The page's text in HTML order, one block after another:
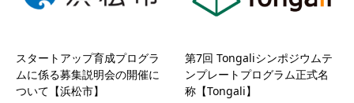
スタートアップ育成プログラ
ムに係る募集説明会の開催に
ついて【浜松市】
第7回 Tongaliシンポジウムテ
ンプレートプログラム正式名
称【Tongali】